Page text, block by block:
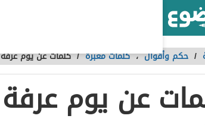
/ حكم وأقوال،كلمات معبرة /كلمات عن يوم عرفة
عن يوم عرفة